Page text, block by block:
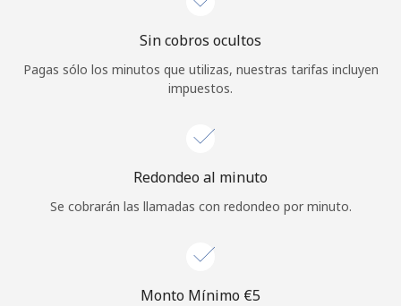
¿Olvidaste tu contraseña? →
Iniciar Sesión
Sin cobros ocultos
Pagas sólo los minutos que utilizas, nuestras tarifas incluyen
impuestos.
Redondeo al minuto
Se cobrarán las llamadas con redondeo por minuto.
Monto Mínimo ⁦€5⁩